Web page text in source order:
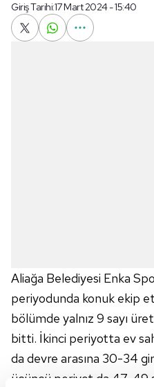
Giriş Tarihi:17 Mart 2024 - 15:40
Aliağa Belediyesi Enka
periyodunda konuk ekip
bölümde yalnız 9 sayı
bitti. İkinci periyotta ev
da devre arasına 30-34
üçüncü periyot da 47-49